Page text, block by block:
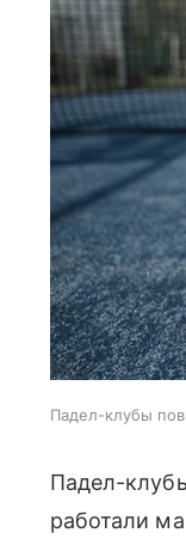
Падел-клубы
Падел-
работали